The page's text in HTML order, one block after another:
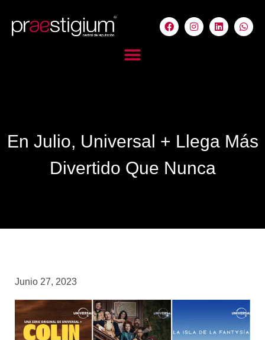
En Julio, Universal + Llega Más
Divertido Que Nunca
Junio 27, 2023